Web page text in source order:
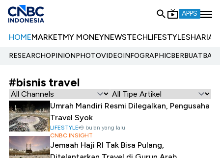
APPS
HOMEMARKETMY MONEYNEWSTECHLIFESTYLESHARIA
RESEARCHOPINIONPHOTOVIDEOINFOGRAPHIC
#bisnis travel
Umrah Mandiri Resmi Dilegalkan, Pengusaha
Travel Syok
LIFESTYLE 9 bulan yang lalu
CNBC INSIGHT
Jemaah Haji RI Tak Bisa Pulang,